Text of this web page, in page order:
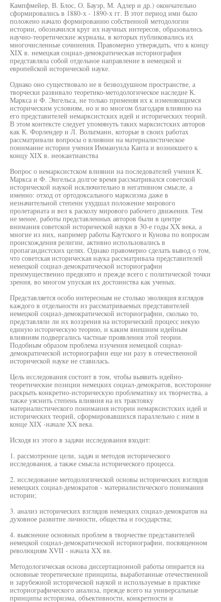
Кампфмейер, В. Блос, О. Бауэр, М. Адлер и др.) окончательно
сформировались в 1880-х - 1890-х гг. В этот период ими было
положено начало формированию собственной методологии
истории, обозначился круг их научных интересов, образовались
научно-теоретические журналы, в которых публиковались их
многочисленные сочинения. Правомерно утверждать, что к концу
XIX в. немецкая социал-демократическая историография
представляла собой отдельное направление в немецкой и
европейской исторической науке.
Однако оно существовало не в безвоздушном пространстве, а
творчески развивало теоретико-методологическое наследие К.
Маркса и Ф. Энгельса, не только применяя их к изменяющимся
историческим условиям, но и во многом благодаря влиянию на
его представителей немарксистских идей и исторических теорий.
В этом контексте следует упомянуть таких марксистских авторов
как К. Форлендер и Л. Вольтманн, которые в своих работах
рассматривали вопросы о влиянии на материалистическое
понимание истории учения Иммануила Канта и возникшего к
концу XIX в. неокантианства
Вопрос о немарксистском влиянии на последователей учения К.
Маркса и Ф. Энгельса долгое время рассматривался советской
исторической наукой исключительно в негативном смысле, а
именно: отход от ортодоксального марксизма даже в
незначительной степени ухудшал положение мирового
пролетариата и вел к расколу мирового рабочего движения. Тем
не менее, работы представленных авторов были в центре
внимания советской исторической науки в 30-е годы XX века, а
многие из них, например работы Каутского и Кунова по вопросам
происхождения религии, активно использовались в
пропагандистских целях. Однако правомерно сделать вывод о том,
что советская историческая наука рассматривала представителей
немецкой социал-демократической историографии
преимущественно предвзято и прежде всего с политической точки
зрения, во многом упуская их достоинства как ученых.
Представляется особо интересным не столько эволюция взглядов
каждого в отдельности из рассматриваемых представителей
немецкой социал-демократической историографии, сколько то,
представляли ли их воззрения на исторический процесс некую
единую историческую теорию, и каким внешним идейным
влияниям подвергались частные проявления этой теории.
Подобным образом проблема изучения немецкой социал-
демократической историографии еще ни разу в отечественной
исторической науке не ставилась.
Цель исследования состоит в том, чтобы выявить идейно-
теоретические позиции немецких социал-демократов, всесторонне
раскрыть конкретно-историческую проблематику их творчества, а
также уяснить степень влияния на их трактовку
материалистического понимания истории немарксистских идей и
исторических теорий, сформировавшихся параллельно с ним в
конце XIX -начале XX века.
Исходя из этого в задачи исследования входит:
1. рассмотрение цели, задач и методов исторического
исследования, а также смысла исторического процесса.
2. исследование методологической основы исторических взглядов
немецких социал-демократов - материалистического понимания
истории;
3. анализ исторических взглядов немецких социал-демократов на
духовное развитие личности, общества и государства;
4. выяснение основных проблем в творчестве представителей
немецкой социал-демократической историографии, посвященном
революциям XVII - начала XX вв.
Методологическая основа диссертационной работы опирается на
основные теоретические принципы, выработанные отечественной
и зарубежной исторической наукой и используемые в практике
историографического анализа, прежде всего на универсальные
принципы историзма, объективности, конкретности и